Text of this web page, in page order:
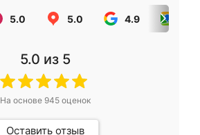
5.0 5.0 4.9
5.0 из 5
На основе 945оценок
Оставить отзыв